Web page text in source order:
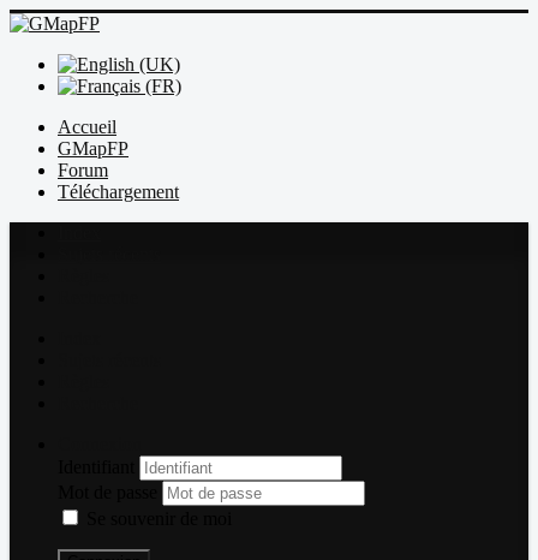
Accueil
GMapFP
Forum
Téléchargement